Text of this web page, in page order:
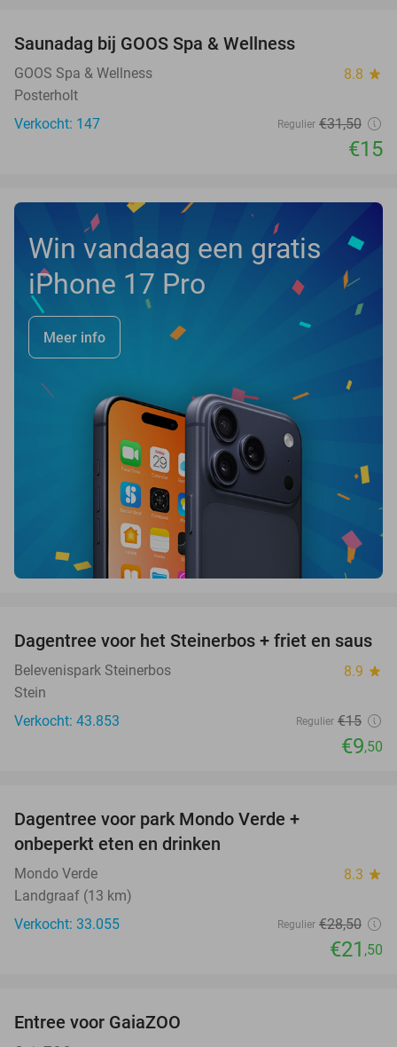
TODAY
Saunadag bij GOOS Spa & Wellness
GOOS Spa & Wellness 8.8 star
Posterholt
Verkocht: 147
Regulier €31,50
€15
Win vandaag een gratis
iPhone 17 Pro
Meer info
37%
Dagentree voor het Steinerbos + friet en saus
Belevenispark Steinerbos 8.9 star
Stein
Verkocht: 43.853
Regulier €15
€9,50
Dagentree voor park Mondo Verde +
onbeperkt eten en drinken
Mondo Verde 8.3 star
Landgraaf (13 km)
Verkocht: 33.055
Regulier €28,50
€21 ,50
Entree voor GaiaZOO